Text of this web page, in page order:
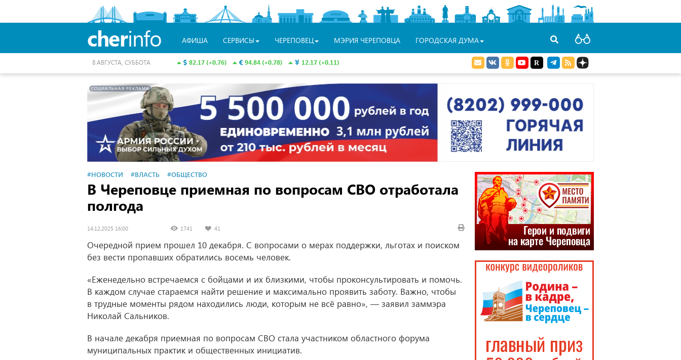
cherinfo АФИША СЕРВИСЫ ЧЕРЕПОВЕЦ МЭРИЯ ЧЕРЕПОВЦА ГОРОДСКАЯ ДУМА
82.17 (+0.76) 94.84 (+0.78) 12.17 (+0.11)
8 АВГУСТА, СУББОТА
СОЦИАЛЬНАЯ РЕКЛАМА
#НОВОСТИ #ВЛАСТЬ #ОБЩЕСТВО
В Череповце приемная по вопросам СВО отработала
полгода
14.12.2025 16:00 1741 41
Очередной прием прошел 10 декабря. С вопросами о мерах поддержки, льготах и поиском
без вести пропавших обратились восемь человек.
«Еженедельно встречаемся с бойцами и их близкими, чтобы проконсультировать и помочь.
В каждом случае стараемся найти решение и максимально проявить заботу. Важно, чтобы
в трудные моменты рядом находились люди, которым не всё равно», — заявил заммэра
Николай Сальников.
В начале декабря приемная по вопросам СВО стала участником областного форума
муниципальных практик и общественных инициатив.